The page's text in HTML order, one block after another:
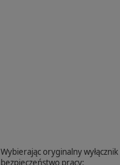
Wybierając oryginalny
bezpieczeństwo pracy: